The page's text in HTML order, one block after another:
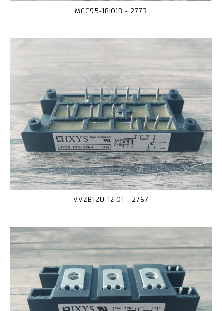
MCC95-18IO1B - 2773
VVZB120-12IO1 - 2767